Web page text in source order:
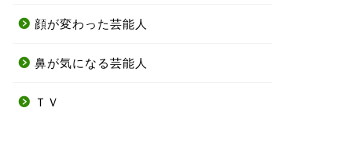
顔が変わった芸能人
鼻が気になる芸能人
ＴＶ